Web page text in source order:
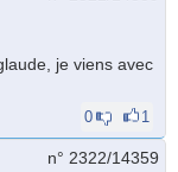
je viens avec
0 1
n° 2322/14359